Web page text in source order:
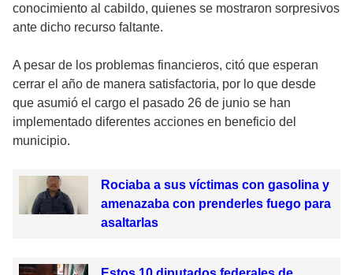
conocimiento al cabildo, quienes se mostraron sorpresivos
ante dicho recurso faltante.
A pesar de los problemas financieros, citó que esperan
cerrar el año de manera satisfactoria, por lo que desde
que asumió el cargo el pasado 26 de junio se han
implementado diferentes acciones en beneficio del
municipio.
Rociaba a sus víctimas con gasolina y
amenazaba con prenderles fuego para
asaltarlas